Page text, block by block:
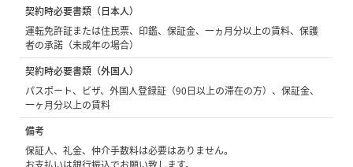
契約時必要書類（日本人）
運転免許証または住民票、印鑑、保証金、一ヵ月分以上の賃料、保護
者の承諾（未成年の場合）
契約時必要書類（外国人）
パスポート、ビザ、外国人登録証（90日以上の滞在の方）、保証金、
一ヶ月分以上の賃料
備考
保証人、礼金、仲介手数料は必要はありません。